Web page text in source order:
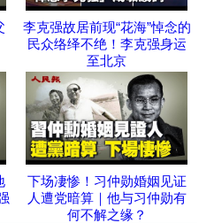
李克强故居前现“花海”悼念的
民众络绎不绝！李克强身运
至北京
下场凄惨！习仲勋婚姻见证
人遭党暗算｜他与习仲勋有
何不解之缘？